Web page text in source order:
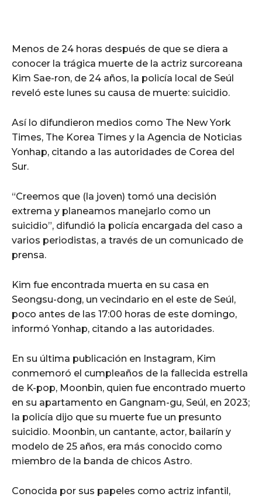
Menos de 24 horas después de que se diera a
conocer la trágica muerte de la actriz surcoreana
Kim Sae-ron, de 24 años, la policía local de Seúl
reveló este lunes su causa de muerte: suicidio.
Así lo difundieron medios como The New York
Times, The Korea Times y la Agencia de Noticias
Yonhap, citando a las autoridades de Corea del
Sur.
“Creemos que (la joven) tomó una decisión
extrema y planeamos manejarlo como un
suicidio”, difundió la policía encargada del caso a
varios periodistas, a través de un comunicado de
prensa.
Kim fue encontrada muerta en su casa en
Seongsu-dong, un vecindario en el este de Seúl,
poco antes de las 17:00 horas de este domingo,
informó Yonhap, citando a las autoridades.
En su última publicación en Instagram, Kim
conmemoró el cumpleaños de la fallecida estrella
de K-pop, Moonbin, quien fue encontrado muerto
en su apartamento en Gangnam-gu, Seúl, en 2023;
la policía dijo que su muerte fue un presunto
suicidio. Moonbin, un cantante, actor, bailarín y
modelo de 25 años, era más conocido como
miembro de la banda de chicos Astro.
Conocida por sus papeles como actriz infantil,